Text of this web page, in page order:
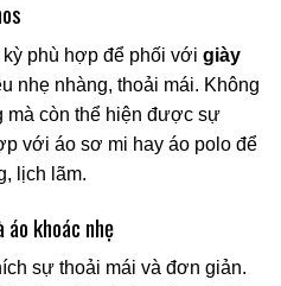
phù hợp để phối với giày
nhẹ nhàng, thoải mái. Không
mà còn thể hiện được sự
với áo sơ mi hay áo polo để
lịch lãm.
khoác nhẹ
sự thoải mái và đơn giản.